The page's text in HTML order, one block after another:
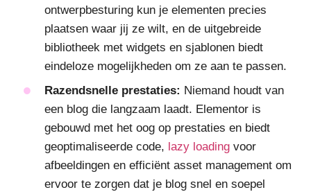
ontwerpbesturing kun je elementen precies
plaatsen waar jij ze wilt, en de uitgebreide
bibliotheek met widgets en sjablonen biedt
eindeloze mogelijkheden om ze aan te passen.
Razendsnelle prestaties: Niemand houdt van
een blog die langzaam laadt. Elementor is
gebouwd met het oog op prestaties en biedt
geoptimaliseerde code, lazy loading voor
afbeeldingen en efficiënt asset management om
ervoor te zorgen dat je blog snel en soepel